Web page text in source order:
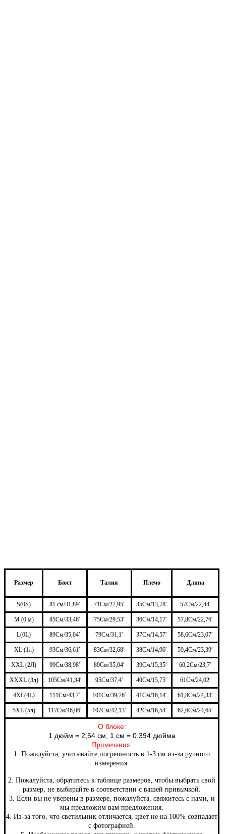
Размер Бюст Талия Плечо Длина
S(0S) 81 см/31,89′ 71См/27,95′ 35См/13,78′ 57См/22,44′
М (0 м) 85См/33,46′ 75См/29,53′ 36См/14,17′ 57,8См/22,76′
L(0L) 89См/35,04′ 79См/31,1′ 37См/14,57′ 58,6См/23,07′
XL (1л) 93См/36,61′ 83См/32,68′ 38См/14,96′ 59,4См/23,39′
XXL (2Л) 99См/38,98′ 89См/35,04′ 39См/15,35′ 60,2См/23,7′
XXXL (3л) 105См/41,34′ 95См/37,4′ 40См/15,75′ 61См/24,02′
4XL(4L) 111См/43,7′ 101См/39,76′ 41См/16,14′ 61,8См/24,33′
5XL (5л) 117См/46,06′ 107См/42,13′ 42См/16,54′ 62,6См/24,65′
О блоке:
1 дюйм = 2,54 см, 1 см = 0,394 дюйма
Примечания:
1. Пожалуйста, учитывайте погрешность в 1-3 см из-за ручного
измерения.
2. Пожалуйста, обратитесь к таблице размеров, чтобы выбрать свой
размер, не выбирайте в соответствии с вашей привычкой.
3. Если вы не уверены в размере, пожалуйста, свяжитесь с нами, и
мы предложим вам предложения.
4. Из-за того, что светильник отличается, цвет не на 100% совпадает
с фотографией.